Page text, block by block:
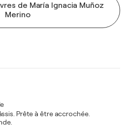
de María Ignacia Muñoz
Merino
Prête à être accrochée.